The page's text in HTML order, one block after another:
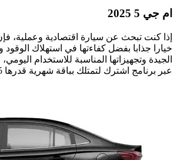
ام جي 5 2025
إذا كنت تبحث عن سيارة اقتصادية وعملية،
خيارا جذابا بفضل كفاءتها في استهلاك الوقود
الجيدة وتجهيزاتها المناسبة للاستخدام
عبر برنامج اشترك لتمتلك بباقة شهرية قدرها 1975 ريال.